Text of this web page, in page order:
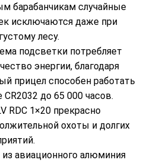
барабанчикам случайные
исключаются даже при
лесу.
подсветки потребляет
энергии, благодаря
прицел способен работать
до 65 000 часов.
RDC 1×20 прекрасно
охоты и долгих
из авиационного алюминия